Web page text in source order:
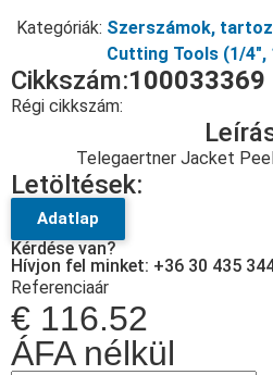
Kategóriák: Szerszámok,
Cutting Tools (1/4",
Cikkszám:100033369
Régi cikkszám:
Telegaertner Jacket
Letöltések:
Adatlap
Kérdése van?
Hívjon fel minket: +36 30 435
Referenciaár
€ 116.52
ÁFA nélkül